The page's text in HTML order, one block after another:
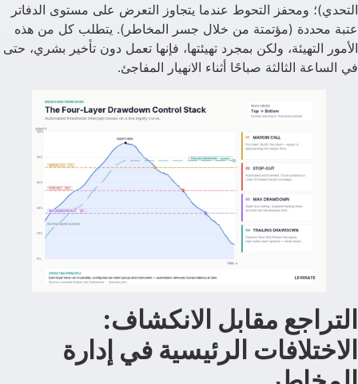
التحدي)؛ ومحفز التحوط عندما يتجاوز التعرض على مستوى الدفاتر
عتبة محددة (مؤتمتة من خلال جسر المخاطر). يتطلب كل من هذه
الأمور التهيئة، ولكن بمجرد تهيئتها، فإنها تعمل دون تأخير بشري، حتى
في الساعة الثالثة صباحًا أثناء الانهيار المفاجئ.
التراجع مقابل الانكشاف:
الاختلافات الرئيسية في إدارة